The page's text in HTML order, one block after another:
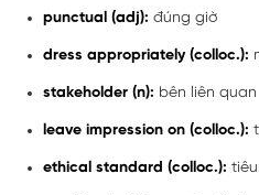
punctual (adj): đúng giờ
dress appropriately (colloc.):
stakeholder (n): bên liên quan
leave impression on (colloc.):
ethical standard (colloc.):